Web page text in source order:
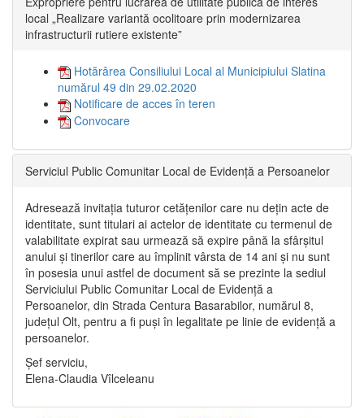
local „Realizare variantă ocolitoare prin modernizarea
infrastructurii rutiere existente”
Hotărârea Consiliului Local al Municipiului Slatina
numărul 49 din 29.02.2020
Notificare de acces în teren
Convocare
Serviciul Public Comunitar Local de Evidență a Persoanelor
Adresează invitația tuturor cetățenilor care nu dețin acte de
identitate, sunt titulari ai actelor de identitate cu termenul de
valabilitate expirat sau urmează să expire până la sfârșitul
anului și tinerilor care au împlinit vârsta de 14 ani și nu sunt
în posesia unui astfel de document să se prezinte la sediul
Serviciului Public Comunitar Local de Evidență a
Persoanelor, din Strada Centura Basarabilor, numărul 8,
județul Olt, pentru a fi puși în legalitate pe linie de evidență a
persoanelor.
Șef serviciu,
Elena-Claudia Vîlceleanu